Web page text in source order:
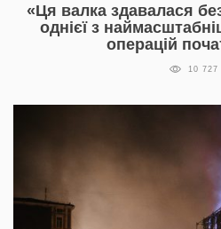
«Ця валка здавалася
однієї з
операцій
10 727